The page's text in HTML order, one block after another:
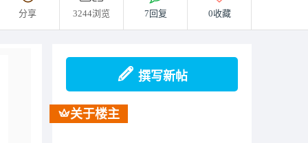
分享 3244浏览 7回复 0收藏
撰写新帖
关于楼主